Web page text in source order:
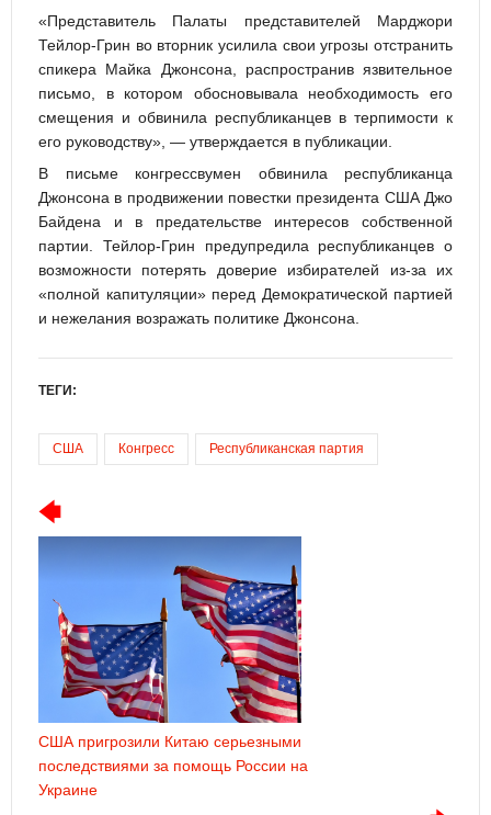
«Представитель Палаты представителей Марджори
Тейлор-Грин во вторник усилила свои угрозы отстранить
спикера Майка Джонсона, распространив язвительное
письмо, в котором обосновывала необходимость его
смещения и обвинила республиканцев в терпимости к
его руководству», — утверждается в публикации.
В письме конгрессвумен обвинила республиканца
Джонсона в продвижении повестки президента США Джо
Байдена и в предательстве интересов собственной
партии. Тейлор-Грин предупредила республиканцев о
возможности потерять доверие избирателей из-за их
«полной капитуляции» перед Демократической партией
и нежелания возражать политике Джонсона.
ТЕГИ:
США Конгресс Республиканская партия
США пригрозили Китаю серьезными
последствиями за помощь России на
Украине